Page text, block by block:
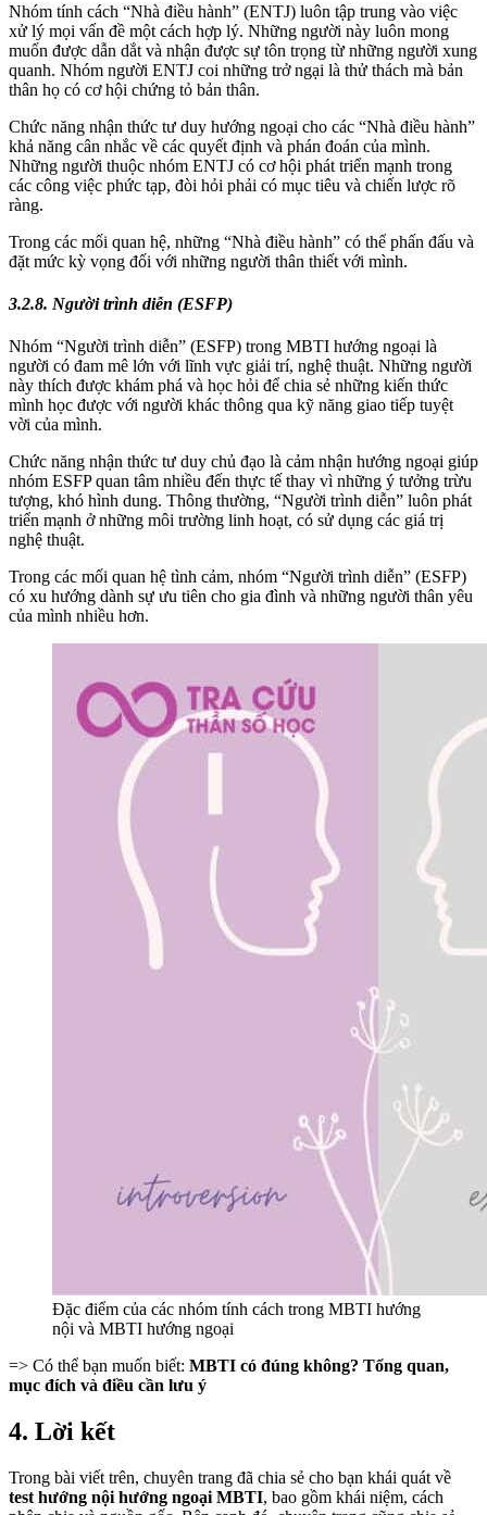
Nhóm tính cách “Nhà điều hành” (ENTJ) luôn tập trung vào việc
xử lý mọi vấn đề một cách hợp lý. Những người này luôn mong
muốn được dẫn dắt và nhận được sự tôn trọng từ những người xung
quanh. Nhóm người ENTJ coi những trở ngại là thử thách mà bản
thân họ có cơ hội chứng tỏ bản thân.
Chức năng nhận thức tư duy hướng ngoại cho các “Nhà điều hành”
khả năng cân nhắc về các quyết định và phán đoán của mình.
Những người thuộc nhóm ENTJ có cơ hội phát triển mạnh trong
các công việc phức tạp, đòi hỏi phải có mục tiêu và chiến lược rõ
ràng.
Trong các mối quan hệ, những “Nhà điều hành” có thể phấn đấu và
đặt mức kỳ vọng đối với những người thân thiết với mình.
3.2.8. Người trình diễn (ESFP)
Nhóm “Người trình diễn” (ESFP) trong MBTI hướng ngoại là
người có đam mê lớn với lĩnh vực giải trí, nghệ thuật. Những người
này thích được khám phá và học hỏi để chia sẻ những kiến thức
mình học được với người khác thông qua kỹ năng giao tiếp tuyệt
vời của mình.
Chức năng nhận thức tư duy chủ đạo là cảm nhận hướng ngoại giúp
nhóm ESFP quan tâm nhiều đến thực tế thay vì những ý tưởng trừu
tượng, khó hình dung. Thông thường, “Người trình diễn” luôn phát
triển mạnh ở những môi trường linh hoạt, có sử dụng các giá trị
nghệ thuật.
Trong các mối quan hệ tình cảm, nhóm “Người trình diễn” (ESFP)
có xu hướng dành sự ưu tiên cho gia đình và những người thân yêu
của mình nhiều hơn.
Đặc điểm của các nhóm tính cách trong MBTI hướng
nội và MBTI hướng ngoại
=> Có thể bạn muốn biết: MBTI có đúng không? Tổng quan,
mục đích và điều cần lưu ý
4. Lời kết
Trong bài viết trên, chuyên trang đã chia sẻ cho bạn khái quát về
test hướng nội hướng ngoại MBTI, bao gồm khái niệm, cách